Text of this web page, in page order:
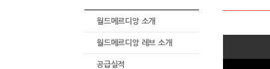
월드메르디앙 소개
월드메르디앙 레브 소개
공급실적